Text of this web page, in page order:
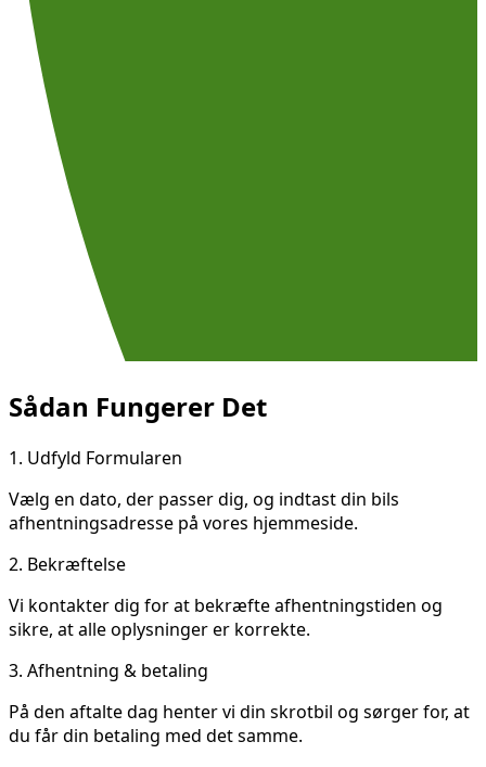
Sådan Fungerer Det
1. Udfyld Formularen
Vælg en dato, der passer dig, og indtast din bils
afhentningsadresse på vores hjemmeside.
2. Bekræftelse
Vi kontakter dig for at bekræfte afhentningstiden og
sikre, at alle oplysninger er korrekte.
3. Afhentning & betaling
På den aftalte dag henter vi din skrotbil og sørger for, at
du får din betaling med det samme.